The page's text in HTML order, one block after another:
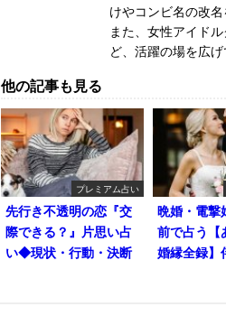
けやコンビ名の改名
また、女性アイド
ど、活躍の場を広げ
他の記事も見る
プレミアム占い
先行き不透明の恋『交
際できる？』片思い占
い◆現状・行動・決断
晩婚・電
前で占う【
婚縁全録】